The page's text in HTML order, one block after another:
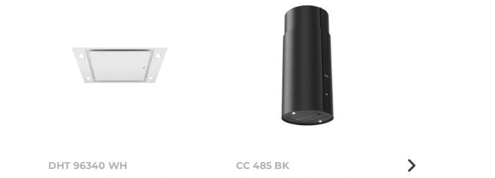
DHT 96340 WH
CC 485 BK